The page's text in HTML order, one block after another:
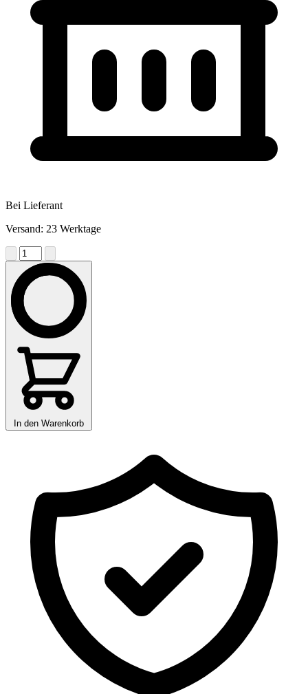
Bei Lieferant
Versand: 23 Werktage
In den Warenkorb